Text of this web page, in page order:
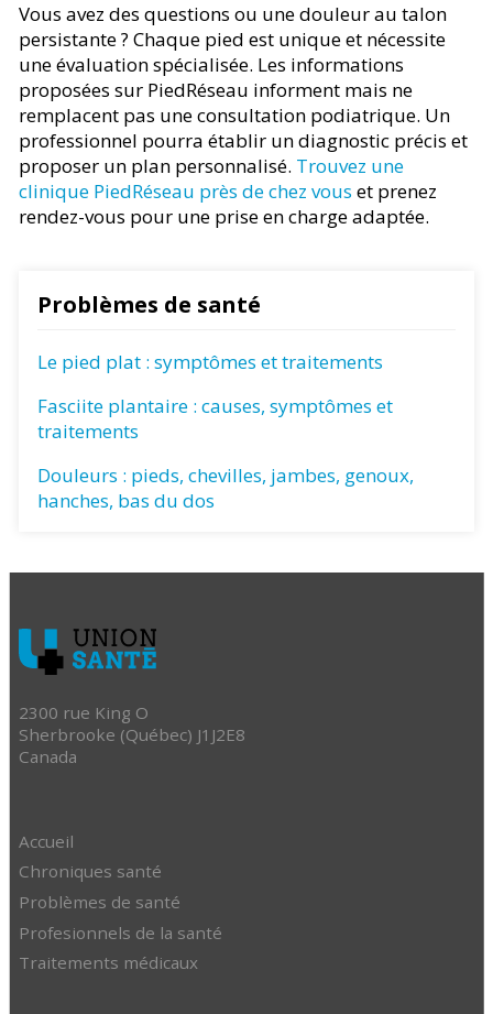
Vous avez des questions ou une douleur au talon
persistante ? Chaque pied est unique et nécessite
une évaluation spécialisée. Les informations
proposées sur PiedRéseau informent mais ne
remplacent pas une consultation podiatrique. Un
professionnel pourra établir un diagnostic précis et
proposer un plan personnalisé. Trouvez une
clinique PiedRéseau près de chez vous et prenez
rendez-vous pour une prise en charge adaptée.
Problèmes de santé
Le pied plat : symptômes et traitements
Fasciite plantaire : causes, symptômes et
traitements
Douleurs : pieds, chevilles, jambes, genoux,
hanches, bas du dos
2300 rue King O
Sherbrooke (Québec) J1J2E8
Canada
Accueil
Chroniques santé
Problèmes de santé
Profesionnels de la santé
Traitements médicaux